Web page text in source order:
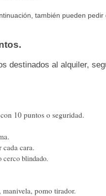
también pueden
destinados al alquiler,
10 puntos o seguridad.
cada cara.
cerco blindado.
pomo tirador.